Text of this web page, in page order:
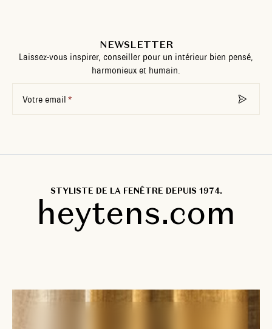
NEWSLETTER
Laissez-vous inspirer, conseiller pour un intérieur bien pensé,
harmonieux et humain.
Votre email
STYLISTE DE LA FENÊTRE DEPUIS 1974.
heytens.com